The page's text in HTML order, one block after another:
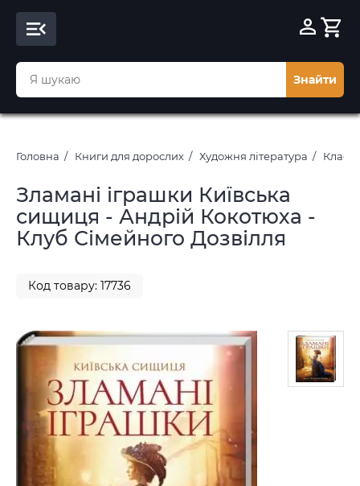
Знайти
Головна Книги для дорослих Художня література
Зламані іграшки Київська
сищиця - Андрій Кокотюха -
Клуб Сімейного Дозвілля
Код товару: 17736